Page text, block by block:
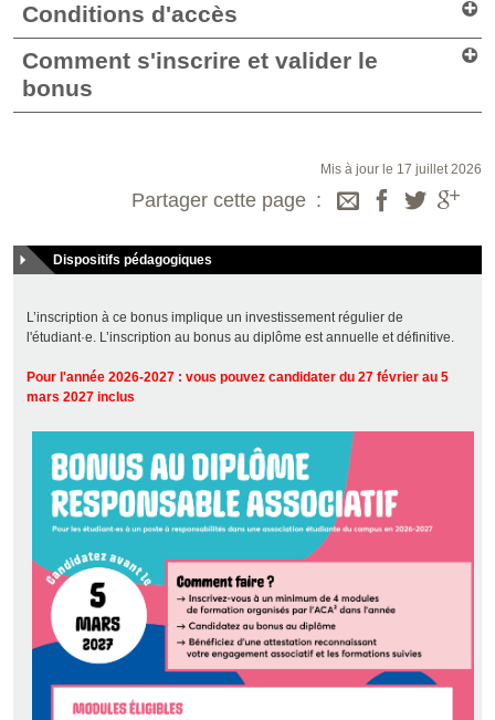
Conditions d'accès
Comment s'inscrire et valider le
bonus
Mis à jour le 17 juillet 2026
Partager cette page
Dispositifs pédagogiques
L’inscription à ce bonus implique un investissement régulier de
l'étudiant·e. L’inscription au bonus au diplôme est annuelle et définitive.
Pour l'année 2026-2027 : vous pouvez candidater du 27 février au 5
mars 2027 inclus